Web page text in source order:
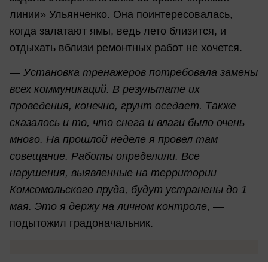
линии» Ульянченко. Она поинтересовалась,
когда залатают ямы, ведь лето близится, и
отдыхать вблизи ремонтных работ не хочется.
— Установка тренажеров потребовала замены
всех коммуникаций. В результате их
проведения, конечно, грунт оседает. Также
сказалось и то, что снега и влаги было очень
много. На прошлой неделе я провел там
совещание. Работы определили. Все
нарушения, выявленные на территории
Комсомольского пруда, будут устранены до 1
мая. Это я держу на личном контроле, —
подытожил градоначальник.